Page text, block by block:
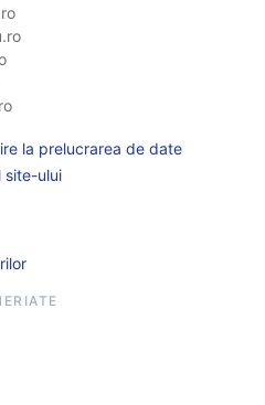
la prelucrarea de date
site-ului